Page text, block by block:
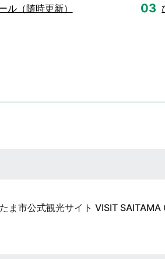
ル（随時更新）
市公式観光サイト VISIT SAITAMA